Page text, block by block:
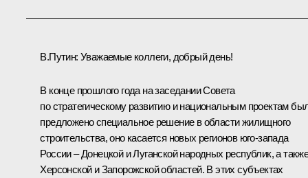
В.Путин: Уважаемые коллеги, добрый день!
В конце прошлого года на заседании Совета
по стратегическому развитию и национальным проектам
предложено специальное решение в области жилищного
строительства, оно касается новых регионов юго-запада
России – Донецкой и Луганской народных республик, а
Херсонской и Запорожской областей. В этих субъектах